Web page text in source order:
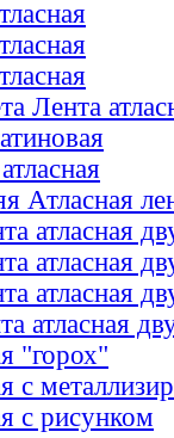
Лента
Атласная
атласная
атласная
атласная
атласная
"горох"
с
с рисунком